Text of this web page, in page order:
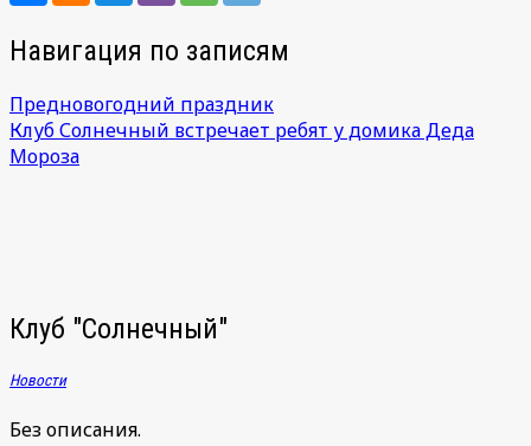
Навигация по записям
Предновогодний праздник
Клуб Солнечный встречает ребят у домика Деда
Мороза
Клуб "Солнечный"
Новости
Без описания.